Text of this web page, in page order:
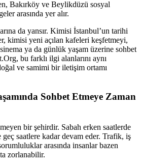
Bakırköy ve Beylikdüzü sosyal
arasında yer alır.
da yansır. Kimisi İstanbul’un tarihi
kimisi yeni açılan kafeleri keşfetmeyi,
ya da günlük yaşam üzerine sohbet
bu farklı ilgi alanlarını aynı
ve samimi bir iletişim ortamı
Sohbet Etmeye Zaman
bir şehirdir. Sabah erken saatlerde
saatlere kadar devam eder. Trafik, iş
arasında insanlar bazen
zorlanabilir.